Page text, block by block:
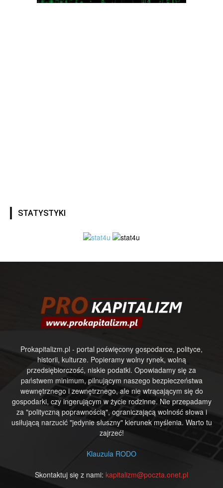
STATYSTYKI
Prokapitalizm.pl - portal poświęcony gospodarce, polityce,
historii, kulturze. Popieramy wolny rynek, wolną
przedsiębiorczość, niskie podatki. Opowiadamy się za
państwem minimum, pilnującym naszego bezpieczeństwa
wewnętrznego i zewnętrznego, ale nie wtrącającym się do
gospodarki, czy ingerującym w życie rodzinne. Nie przepadamy
za "polityczną poprawnością", ograniczającą wolność słowa i
usiłującą narzucić "jedynie słuszny" kierunek myślenia. Warto tu
zajrzeć!
Klauzula RODO
Skontaktuj się z nami: kapitalizm@poczta.onet.pl